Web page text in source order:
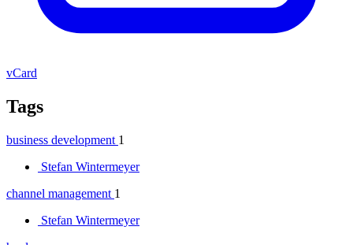
vCard
Tags
business development 1
Stefan Wintermeyer
channel management 1
Stefan Wintermeyer